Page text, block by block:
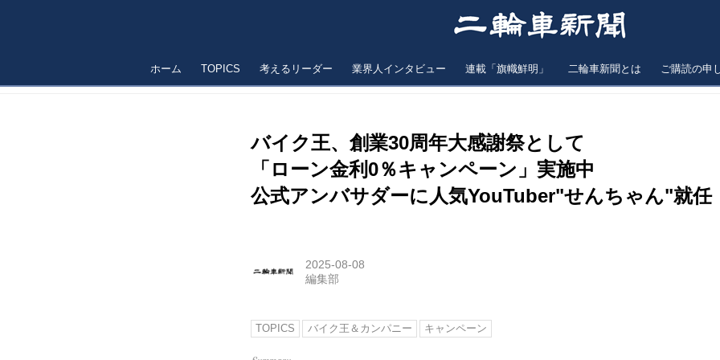
ホーム TOPICS 考えるリーダー 業界人インタビュー 連載「旗幟鮮明」 二輪車新聞とは ご購読の申
バイク王、創業30周年大感謝祭として
「ローン金利0％キャンペーン」実施中
公式アンバサダーに人気YouTuber"せんちゃん"就任
2025-08-08
編集部
TOPICS バイク王＆カンパニー キャンペーン